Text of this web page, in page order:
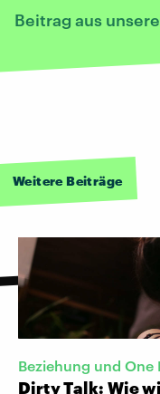
Beitrag aus
Weitere Beiträge
Beziehung und One
Dirty Talk: Wie